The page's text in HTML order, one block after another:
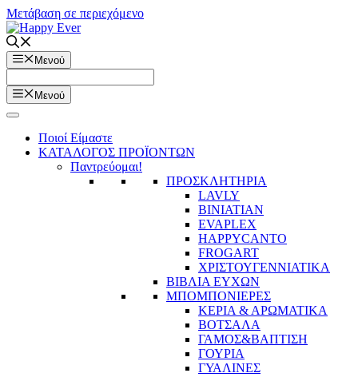
Μετάβαση σε περιεχόμενο
Μενού
Μενού
Ποιοί Είμαστε
ΚΑΤΑΛΟΓΟΣ ΠΡΟΪΟΝΤΩΝ
Παντρεύομαι!
ΠΡΟΣΚΛΗΤΗΡΙΑ
LAVLY
BINIATIAN
EVAPLEX
HAPPYCANTO
FROGART
ΧΡΙΣΤΟΥΓΕΝΝΙΑΤΙΚΑ
ΒΙΒΛΙΑ ΕΥΧΩΝ
ΜΠΟΜΠΟΝΙΕΡΕΣ
ΚΕΡΙΑ & ΑΡΩΜΑΤΙΚΑ
ΒΟΤΣΑΛΑ
ΓΑΜΟΣ&ΒΑΠΤΙΣΗ
ΓΟΥΡΙΑ
ΓΥΑΛΙΝΕΣ